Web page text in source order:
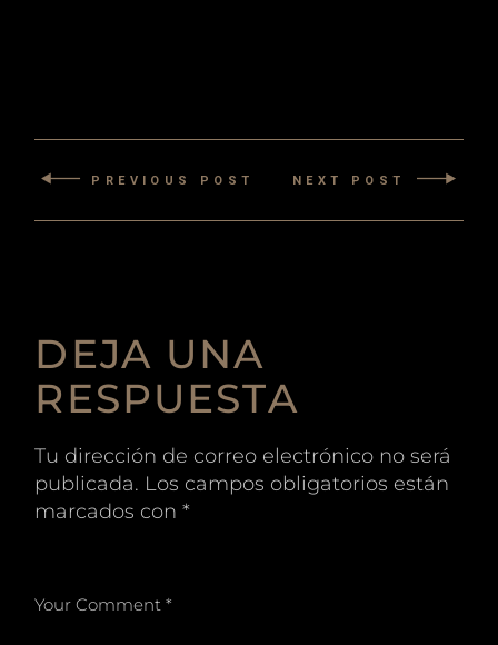
PREVIOUS POST NEXT POST
DEJA UNA
RESPUESTA
Tu dirección de correo electrónico no será
publicada. Los campos obligatorios están
marcados con*